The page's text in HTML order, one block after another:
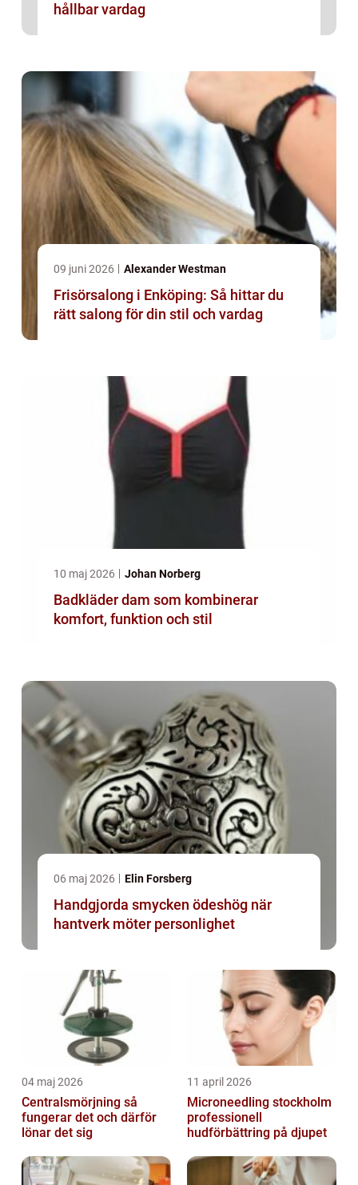
hållbar vardag
09 juni 2026 Alexander Westman
Frisörsalong i Enköping: Så hittar du
rätt salong för din stil och vardag
10 maj 2026 Johan Norberg
Badkläder dam som kombinerar
komfort, funktion och stil
06 maj 2026 Elin Forsberg
Handgjorda smycken ödeshög när
hantverk möter personlighet
04 maj 2026
Centralsmörjning så
fungerar det och därför
lönar det sig
11 april 2026
Microneedling stockholm
professionell
hudförbättring på djupet